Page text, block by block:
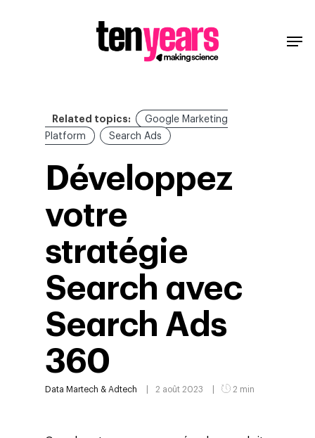
Related topics:
Google Marketing
Platform
Search Ads
Développez
votre
stratégie
Search avec
Search Ads
360
Data Martech & Adtech 2 août 2023 2 min